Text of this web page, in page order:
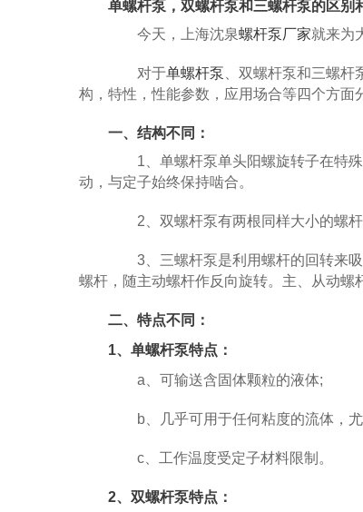
单螺杆泵，双螺杆泵和三螺杆泵的区别
今天，上海沈泉螺杆泵厂家就来为
对于单螺杆泵 、双螺杆泵和三螺
构，特性，性能参数，应用场合等四个方面
一、结构不同：
1、单螺杆泵单头阳螺旋转子在特殊
动，与定子始终保持啮合。
2、双螺杆泵有两根同样大小的螺杆
3、三螺杆泵是利用螺杆的回转来吸
螺杆，随主动螺杆作反向旋转。主、从动螺
二、特点不同：
1、单螺杆泵特点：
a、可输送含固体颗粒的液体;
b、几乎可用于任何粘度的流体，尤
c、工作温度受定子材料限制。
2、双螺杆泵特点：